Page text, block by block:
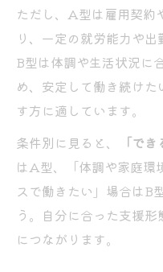
ただし、A型は雇用契約
り、一定の就労能力や出
B型は体調や生活状況に
め、安定して働き続け
す方に適しています。
条件別に見ると、
「で
はA型、「体調や家庭環
スで働きたい」場合はB
う。自分に合った支援
につながります。